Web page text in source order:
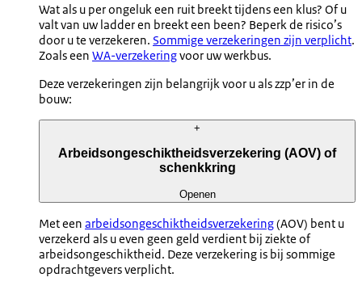
Wat als u per ongeluk een ruit breekt tijdens een klus? Of u
valt van uw ladder en breekt een been? Beperk de risico’s
door u te verzekeren. Sommige verzekeringen zijn verplicht.
Zoals een WA-verzekeringvoor uw werkbus.
Deze verzekeringen zijn belangrijk voor u als zzp’er in de
bouw:
+
Arbeidsongeschiktheidsverzekering (AOV) of
schenkkring
Openen
Met een arbeidsongeschiktheidsverzekering(AOV) bent u
verzekerd als u even geen geld verdient bij ziekte of
arbeidsongeschiktheid. Deze verzekering is bij sommige
opdrachtgevers verplicht.